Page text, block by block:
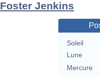
Foster Jenkins
Soleil
Lune
Mercure